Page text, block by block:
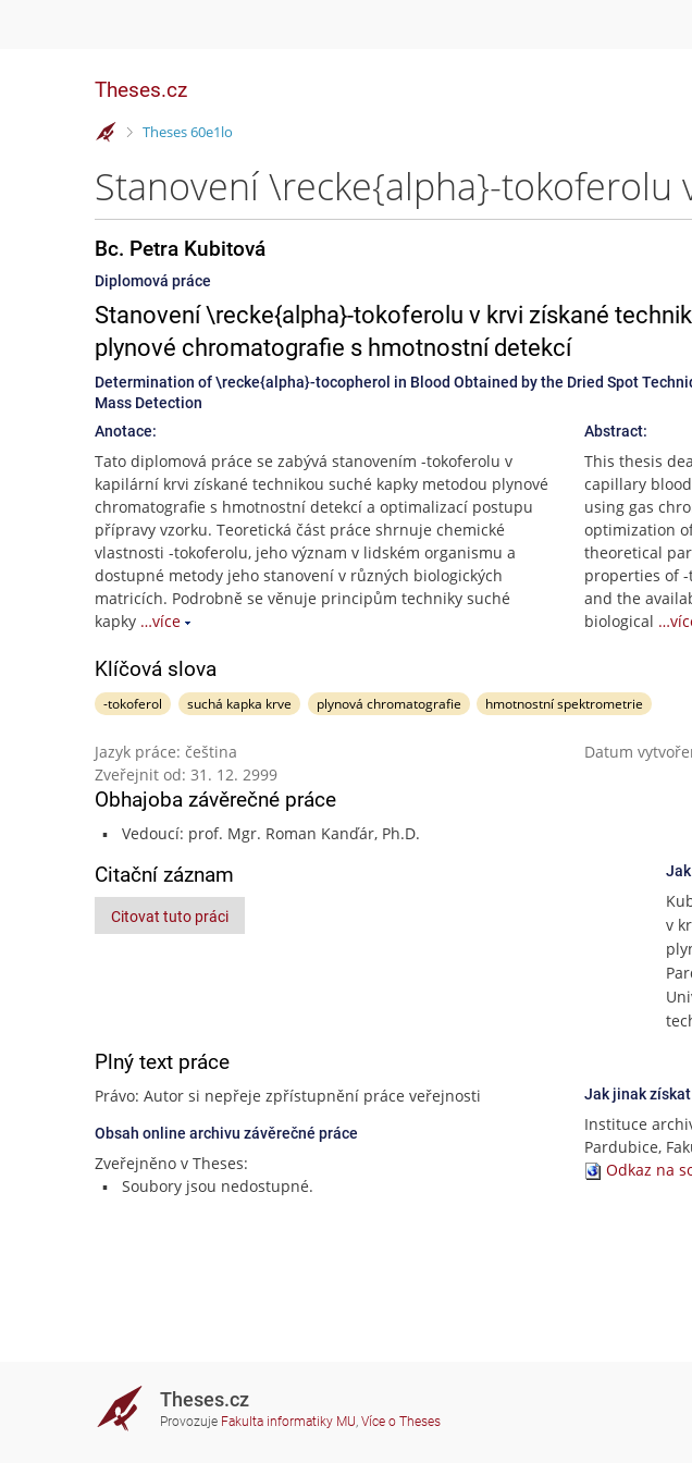
Theses.cz
>
Theses 60e1lo
Bc. Petra Kubitová
Diplomová práce
Stanovení \recke{alpha}-tokoferolu v krvi získané
plynové chromatografie s hmotnostní detekcí
Determination of \recke{alpha}-tocopherol in Blood Obtained by the Dried Spot
Mass Detection
Anotace:
Tato diplomová práce se zabývá stanovením -tokoferolu v
kapilární krvi získané technikou suché kapky metodou plynové
chromatografie s hmotnostní detekcí a optimalizací postupu
přípravy vzorku. Teoretická část práce shrnuje chemické
vlastnosti -tokoferolu, jeho význam v lidském organismu a
dostupné metody jeho stanovení v různých biologických
matricích. Podrobně se věnuje principům techniky suché
kapky …více
Abstract:
This thesis
capillary
using gas
optimization
theoretical
properties of
and the
biological
Klíčová slova
-tokoferol suchá kapka krve plynová chromatografie hmotnostní spektrometrie
Jazyk práce: čeština
Datum
Zveřejnit od: 31. 12. 2999
Obhajoba závěrečné práce
Vedoucí: prof. Mgr. Roman Kanďár, Ph.D.
Citační záznam
Citovat tuto práci
v
Plný text práce
Právo: Autor si nepřeje zpřístupnění práce veřejnosti
Obsah online archivu závěrečné práce
Zveřejněno v Theses:
Soubory jsou nedostupné.
Jak jinak
Instituce
Pardubice,
Odkaz na
Theses.cz
Provozuje Fakulta informatiky MU, Více o Theses